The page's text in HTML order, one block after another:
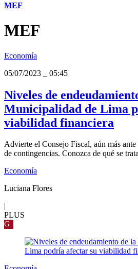
MEF
MEF
Economía
05/07/2023
05:45
Niveles de
Municipalidad de Lima
viabilidad financiera
Advierte el Consejo Fiscal, aún más
de contingencias. Conozca de qué se
Economía
Luciana Flores
PLUS
G